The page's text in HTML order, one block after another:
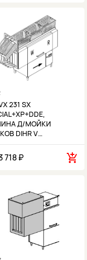
231 SX
Д/МОЙКИ
DIHR V…
718 ₽